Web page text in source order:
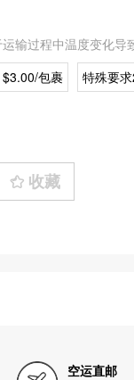
输过程中温度变化
包裹 特殊要
收藏
空运直邮